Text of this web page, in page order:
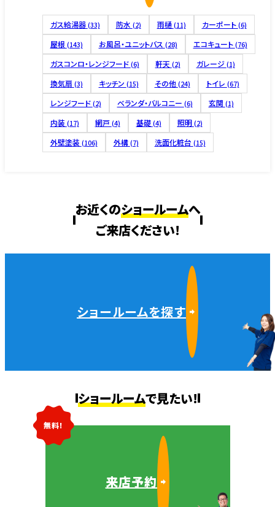
ガス給湯器 (33) 防水 (2) 雨樋 (11) カーポート (6)
屋根 (143) お風呂・ユニットバス (28) エコキュート (76)
ガスコンロ・レンジフード (6) 軒天 (2) ガレージ (1)
換気扇 (3) キッチン (15) その他 (24) トイレ (67)
レンジフード (2) ベランダ・バルコニー (6) 玄関 (1)
内装 (17) 網戸 (4) 基礎 (4) 照明 (2)
外壁塗装 (106) 外構 (7) 洗面化粧台 (15)
お近くのショールームへ
ご来店ください!
ショールームを探す
ショールームで見たい!
無料!
来店予約